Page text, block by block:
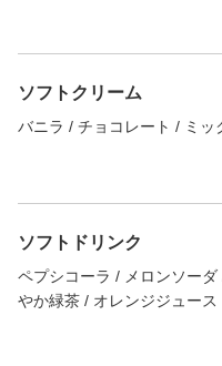
ソフトクリーム
バニラ / チョコレート / ミッ
ソフトドリンク
ペプシコーラ / メロンソー
やか緑茶 / オレンジジュース